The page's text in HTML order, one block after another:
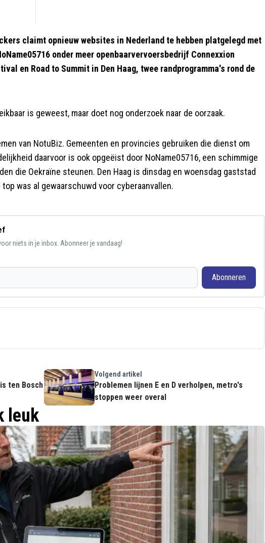
claimt opnieuw websites in Nederland te hebben platgelegd met
onder meer openbaarvervoersbedrijf Connexxion
en Road to Summit in Den Haag, twee randprogramma's rond de
is geweest, maar doet nog onderzoek naar de oorzaak.
van NotuBiz. Gemeenten en provincies gebruiken die dienst om
daarvoor is ook opgeëist door NoName05716, een schimmige
die Oekraïne steunen. Den Haag is dinsdag en woensdag gaststad
was al gewaarschuwd voor cyberaanvallen.
niets in je inbox. Abonneer je vandaag!
Abonneren
ten Bosch
Volgend artikel
Problemen lijnen E en D verholpen, metro's
stoppen weer overal
leuk